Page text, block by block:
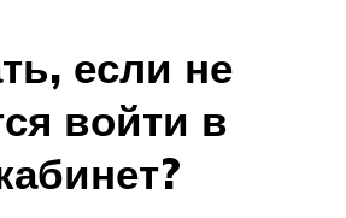
если не
войти в